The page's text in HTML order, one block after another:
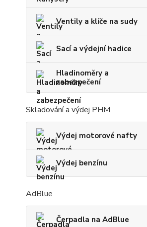
Ventily a klíče na sudy
Sací a výdejní hadice
Hladinoměry a
zabezpečení
Skladování a výdej PHM
Výdej motorové nafty
Výdej benzínu
AdBlue
Čerpadla na AdBlue